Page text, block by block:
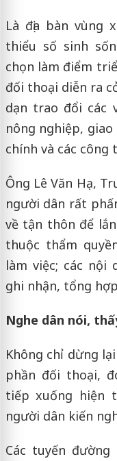
Là địa bàn vùng
thiểu số sinh
chọn làm điểm
đối thoại diễn ra
dạn trao đổi các
nông nghiệp,
chính và các công
Ông Lê Văn Hạ,
người dân rất
về tận thôn để
thuộc thẩm
làm việc; các nội
ghi nhận, tổng
Nghe dân nói,
Không chỉ dừng
phần đối thoại,
tiếp xuống hiện
người dân kiến
Các tuyến